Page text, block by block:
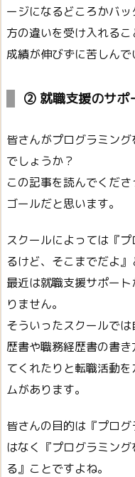
ージになるどころかバ
方の違いを受け入れる
成績が伸びずに苦しんで
② 就職支援のサポ
皆さんがプログラミン
でしょうか？
この記事を読んでくだ
ゴールだと思います。
スクールによっては『
るけど、そこまでだよ』
最近は就職支援サポー
りません。
そういったスクールで
歴書や職務経歴書の書
てくれたりと転職活動
ムがあります。
皆さんの目的は『プロ
はなく『プログラミン
る』ことですよね。